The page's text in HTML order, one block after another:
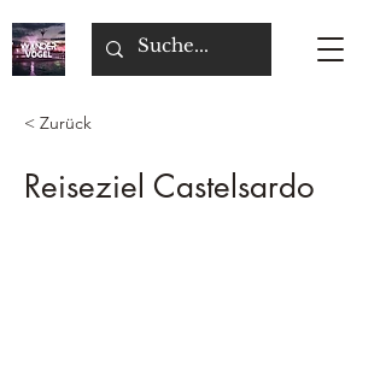
< Zurück
Reiseziel Castelsardo